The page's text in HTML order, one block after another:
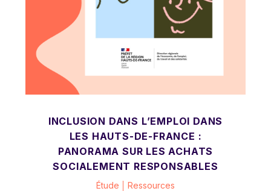
INCLUSION DANS L’EMPLOI DANS
LES HAUTS-DE-FRANCE :
PANORAMA SUR LES ACHATS
SOCIALEMENT RESPONSABLES
Étude Ressources